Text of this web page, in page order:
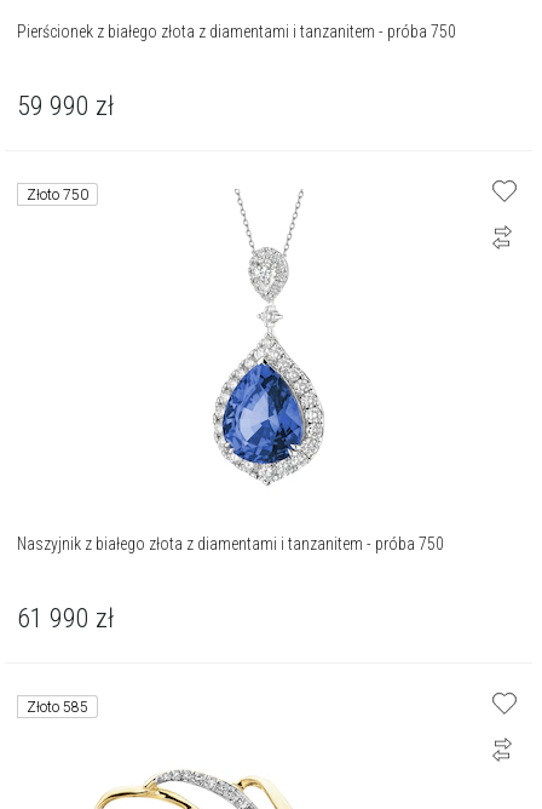
Pierścionek z białego złota z diamentami i tanzanitem - próba 750
59 990 zł
Złoto 750
Naszyjnik z białego złota z diamentami i tanzanitem - próba 750
61 990 zł
Złoto 585